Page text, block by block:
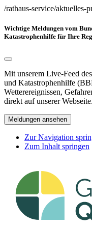
/rathaus-service/aktuelles-
Wichtige Meldungen vom
Katastrophenhilfe für Ihre
Mit unserem Live-Feed
und Katastrophenhilfe
Wetterereignissen,
direkt auf unserer Webseite.
Meldungen ansehen
Zur Navigation
Zum Inhalt springen